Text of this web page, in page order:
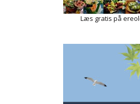
Læs gratis på